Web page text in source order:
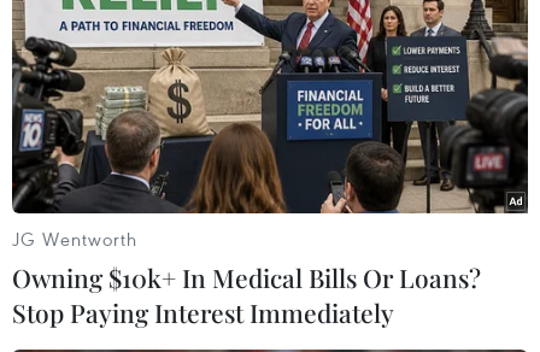
TIN LIÊN QUAN
JG Wentworth
Owning $10k+ In Medical Bills Or Loans?
Stop Paying Interest Immediately